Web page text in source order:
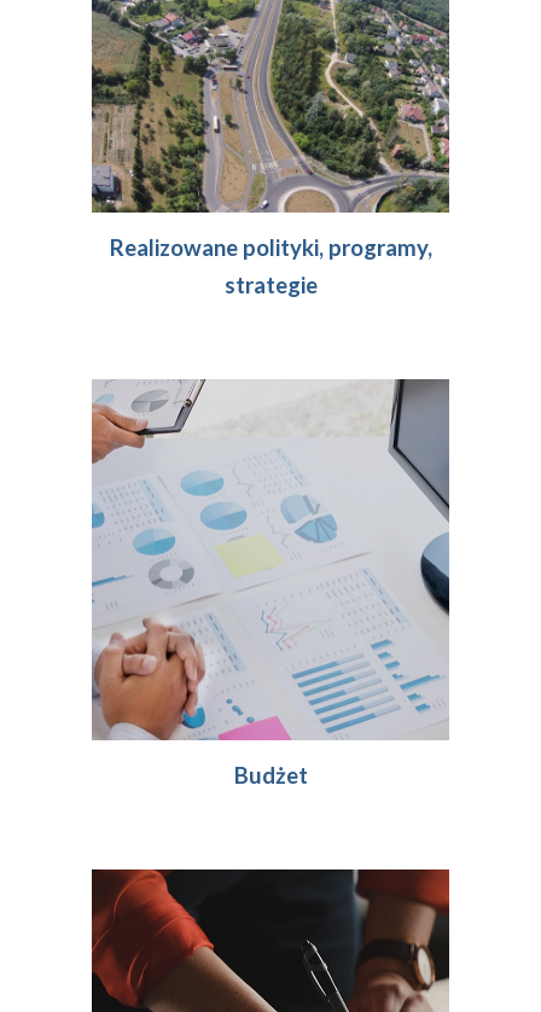
Realizowane polityki, programy,
strategie
Budżet